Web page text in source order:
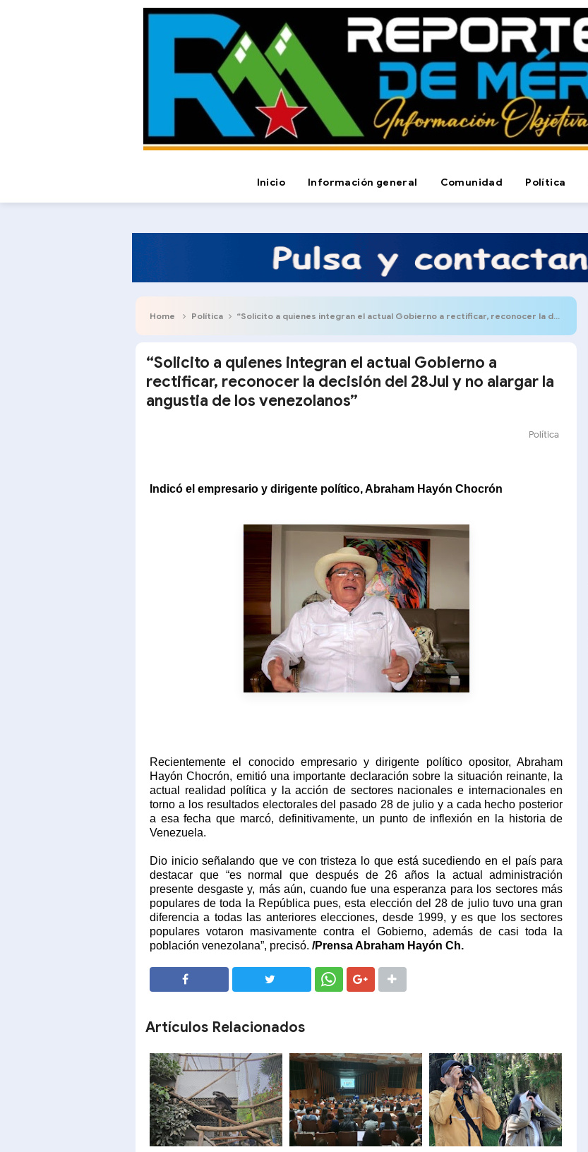
Inicio Información general Comunidad Política
Home Política “Solicito a quienes integran el actual Gobierno a rectificar, reconocer la decisión del 28Jul y no alargar la angustia de los venezolanos”
“Solicito a quienes integran el actual Gobierno a
rectificar, reconocer la decisión del 28Jul y no alargar la
angustia de los venezolanos”
Política
Indicó el empresario y dirigente político, Abraham Hayón Chocrón
Recientemente el conocido empresario y dirigente político opositor, Abraham
Hayón Chocrón, emitió una importante declaración sobre la situación reinante, la
actual realidad política y la acción de sectores nacionales e internacionales en
torno a los resultados electorales del pasado 28 de julio y a cada hecho posterior
a esa fecha que marcó, definitivamente, un punto de inflexión en la historia de
Venezuela.
Dio inicio señalando que ve con tristeza lo que está sucediendo en el país para
destacar que “es normal que después de 26 años la actual administración
presente desgaste y, más aún, cuando fue una esperanza para los sectores más
populares de toda la República pues, esta elección del 28 de julio tuvo una gran
diferencia a todas las anteriores elecciones, desde 1999, y es que los sectores
populares votaron masivamente contra el Gobierno, además de casi toda la
población venezolana”, precisó. /Prensa Abraham Hayón Ch.
Artículos Relacionados